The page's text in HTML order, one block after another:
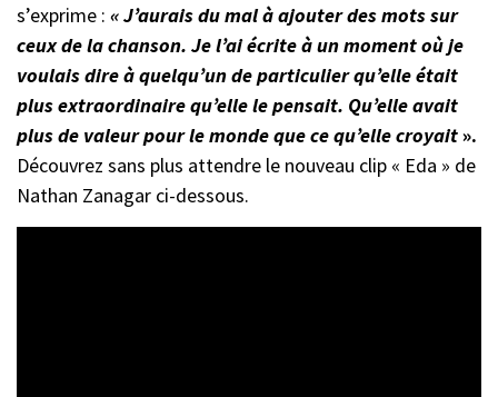
s’exprime : « J’aurais du mal à ajouter des mots sur
ceux de la chanson. Je l’ai écrite à un moment où je
voulais dire à quelqu’un de particulier qu’elle était
plus extraordinaire qu’elle le pensait. Qu’elle avait
plus de valeur pour le monde que ce qu’elle croyait».
Découvrez sans plus attendre le nouveau clip « Eda » de
Nathan Zanagar ci-dessous.